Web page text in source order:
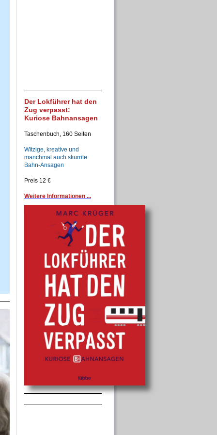
Der Lokführer hat den
Zug verpasst:
Kuriose Bahnansagen
Taschenbuch, 160 Seiten
Witzige, kreative und
manchmal auch skurrile
Bahn-Ansagen
Preis 12 €
Weitere Informationen ...